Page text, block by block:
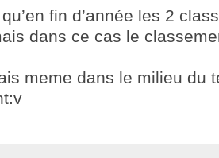
fin d’année les 2
dans ce cas le
meme dans le milieu du